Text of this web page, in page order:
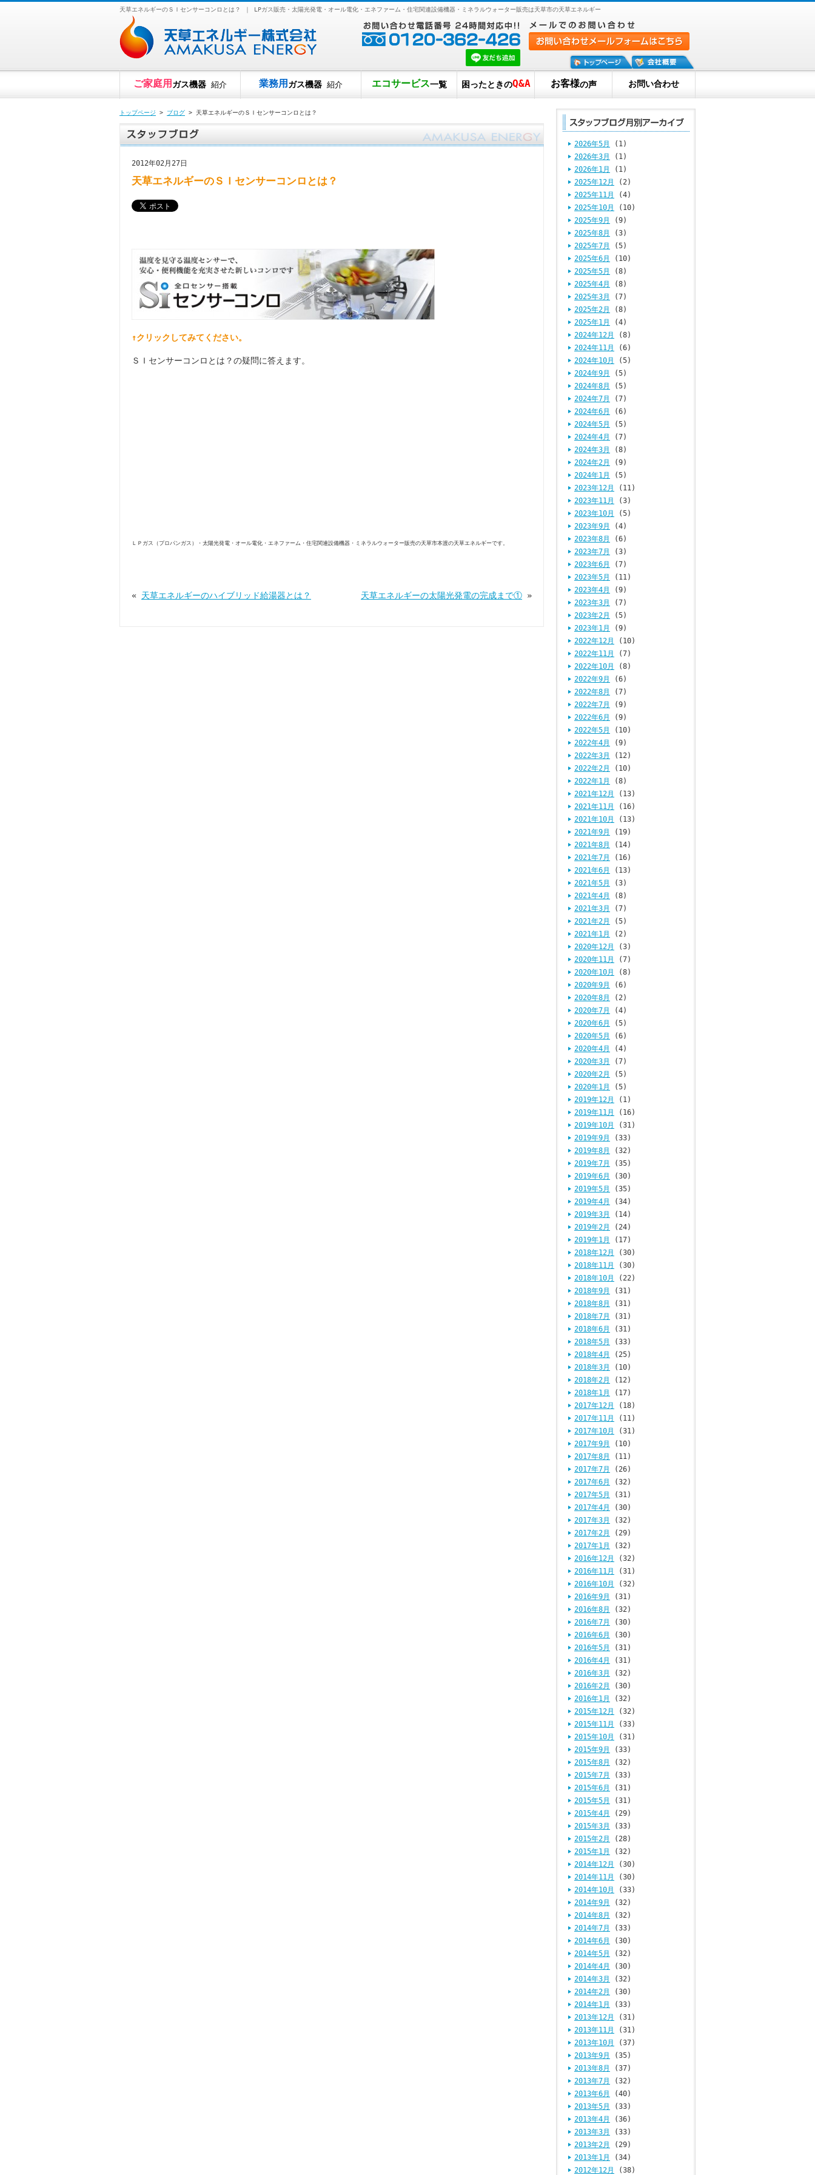
天草エネルギーのＳＩセンサーコンロとは？ ｜ LPガス販売・太陽光発電・オール電化・エネファーム・住宅関連設備機器・ミネラルウォーター販売は天草市の天草エネルギー
ご家庭用 ガス機器 紹介 業務用 ガス機器 紹介 エコサービス一覧 困ったときのQ&A お客様の声 お問い合わせ
トップページ > ブログ > 天草エネルギーのＳＩセンサーコンロとは？
2012年02月27日
天草エネルギーのＳＩセンサーコンロとは？
↑クリックしてみてください。
ＳＩセンサーコンロとは？の疑問に答えます。
ＬＰガス（プロパンガス）・太陽光発電・オール電化・エネファーム・住宅関連設備機器・ミネラルウォーター販売の天草市本渡の天草エネルギーです。
« 天草エネルギーのハイブリッド給湯器とは？ 天草エネルギーの太陽光発電の完成まで① »
2026年5月
(1)
2026年3月
(1)
2026年1月
(1)
2025年12月
(2)
2025年11月
(4)
2025年10月
(10)
2025年9月
(9)
2025年8月
(3)
2025年7月
(5)
2025年6月
(10)
2025年5月
(8)
2025年4月
(8)
2025年3月
(7)
2025年2月
(8)
2025年1月
(4)
2024年12月
(8)
2024年11月
(6)
2024年10月
(5)
2024年9月
(5)
2024年8月
(5)
2024年7月
(7)
2024年6月
(6)
2024年5月
(5)
2024年4月
(7)
2024年3月
(8)
2024年2月
(9)
2024年1月
(5)
2023年12月
(11)
2023年11月
(3)
2023年10月
(5)
2023年9月
(4)
2023年8月
(6)
2023年7月
(3)
2023年6月
(7)
2023年5月
(11)
2023年4月
(9)
2023年3月
(7)
2023年2月
(5)
2023年1月
(9)
2022年12月
(10)
2022年11月
(7)
2022年10月
(8)
2022年9月
(6)
2022年8月
(7)
2022年7月
(9)
2022年6月
(9)
2022年5月
(10)
2022年4月
(9)
2022年3月
(12)
2022年2月
(10)
2022年1月
(8)
2021年12月
(13)
2021年11月
(16)
2021年10月
(13)
2021年9月
(19)
2021年8月
(14)
2021年7月
(16)
2021年6月
(13)
2021年5月
(3)
2021年4月
(8)
2021年3月
(7)
2021年2月
(5)
2021年1月
(2)
2020年12月
(3)
2020年11月
(7)
2020年10月
(8)
2020年9月
(6)
2020年8月
(2)
2020年7月
(4)
2020年6月
(5)
2020年5月
(6)
2020年4月
(4)
2020年3月
(7)
2020年2月
(5)
2020年1月
(5)
2019年12月
(1)
2019年11月
(16)
2019年10月
(31)
2019年9月
(33)
2019年8月
(32)
2019年7月
(35)
2019年6月
(30)
2019年5月
(35)
2019年4月
(34)
2019年3月
(14)
2019年2月
(24)
2019年1月
(17)
2018年12月
(30)
2018年11月
(30)
2018年10月
(22)
2018年9月
(31)
2018年8月
(31)
2018年7月
(31)
2018年6月
(31)
2018年5月
(33)
2018年4月
(25)
2018年3月
(10)
2018年2月
(12)
2018年1月
(17)
2017年12月
(18)
2017年11月
(11)
2017年10月
(31)
2017年9月
(10)
2017年8月
(11)
2017年7月
(26)
2017年6月
(32)
2017年5月
(31)
2017年4月
(30)
2017年3月
(32)
2017年2月
(29)
2017年1月
(32)
2016年12月
(32)
2016年11月
(31)
2016年10月
(32)
2016年9月
(31)
2016年8月
(32)
2016年7月
(30)
2016年6月
(30)
2016年5月
(31)
2016年4月
(31)
2016年3月
(32)
2016年2月
(30)
2016年1月
(32)
2015年12月
(32)
2015年11月
(33)
2015年10月
(31)
2015年9月
(33)
2015年8月
(32)
2015年7月
(33)
2015年6月
(31)
2015年5月
(31)
2015年4月
(29)
2015年3月
(33)
2015年2月
(28)
2015年1月
(32)
2014年12月
(30)
2014年11月
(30)
2014年10月
(33)
2014年9月
(32)
2014年8月
(32)
2014年7月
(33)
2014年6月
(30)
2014年5月
(32)
2014年4月
(30)
2014年3月
(32)
2014年2月
(30)
2014年1月
(33)
2013年12月
(31)
2013年11月
(31)
2013年10月
(37)
2013年9月
(35)
2013年8月
(37)
2013年7月
(32)
2013年6月
(40)
2013年5月
(33)
2013年4月
(36)
2013年3月
(33)
2013年2月
(29)
2013年1月
(34)
2012年12月
(38)